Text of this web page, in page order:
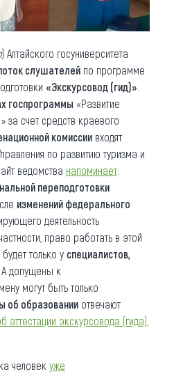
) Алтайского госуниверситета
слушателей по программе
«Экскурсовод (гид)»
госпрограммы «Развитие
за счет средств краевого
комиссии входят
по развитию туризма и
ведомства напоминает:
переподготовки
изменений федерального
деятельность
право работать в этой
будет только у специалистов,
. А допущены к
могут быть только
об образовании отвечают
аттестации экскурсовода (гида),
человек уже